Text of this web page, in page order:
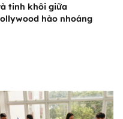
tinh khôi giữa
hào nhoáng